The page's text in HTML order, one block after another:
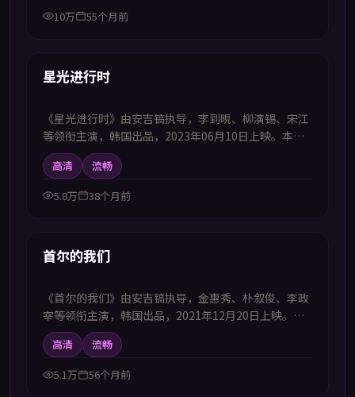
韩字幕电视剧高清播放的观众追看。
10万
55个月前
首推
星光进行时
《星光进行时》由安吉镐执导，李到晛、柳演锡、宋江
等领衔主演，韩国出品，2023年06月10日上映。本剧
集提供中韩双语字幕，支持1080P高清播放，属动作题
材，在危机任务中完成自我突破，适合喜欢中韩字幕电
视剧高清播放的观众追看。
高清
流畅
5.8万
38个月前
首推
首尔的我们
《首尔的我们》由安吉镐执导，金惠秀、朴叙俊、李政
宰等领衔主演，韩国出品，2021年12月20日上映。本
剧集提供中韩双语字幕，支持1080P高清播放，属战争
题材，以历史节点为轴展现信念与牺牲，适合喜欢中韩
字幕电视剧高清播放的观众追看。
高清
流畅
5.1万
56个月前